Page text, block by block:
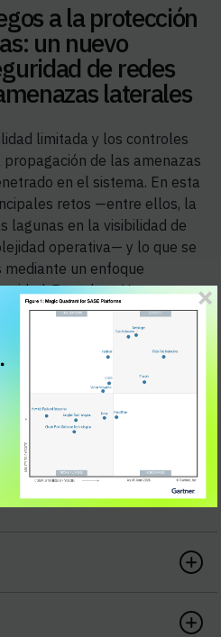
a la protección
un nuevo
de redes
laterales
limitada y los controles
de las amenazas
en el sistema. En esta
retos —entre ellos, la
lagunas en la visibilidad de
operativa— y lo que se
un enfoque
Escuche a Versa
amenazas más
de los incidentes y
de la red.